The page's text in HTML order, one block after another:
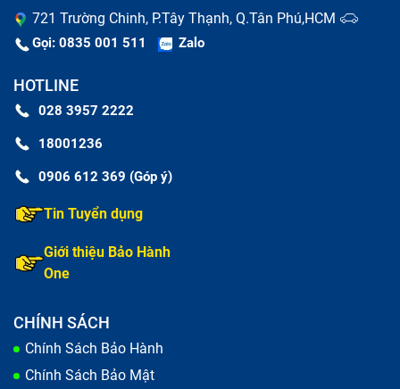
Tại sao cần phải thay pin laptop Dell Inspiron 13 7370
Bảo Hành One thay pin laptop Dell
Inspiron 13 7370 nhanh chóng, chất
lượng
Pin laptop Dell Inspiron 13 7370 là một bộ phận rất
quan trọng của máy tính nên nếu pin gặp lỗi pin hoặc
721 Trường Chinh, P.Tây Thạnh, Q.Tân Phú,HCM
Gọi: 0835 001 511 Zalo
HOTLINE
028 3957 2222
18001236
0906 612 369 (Góp ý)
Tin Tuyển dụng
Giới thiệu Bảo Hành
One
CHÍNH SÁCH
Chính Sách Bảo Hành
Chính Sách Bảo Mật